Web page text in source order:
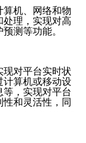
算机、网络和物
处理，实现对高
测等功能。
现对平台实时状
计算机或移动设
，实现对平台
和灵活性，同